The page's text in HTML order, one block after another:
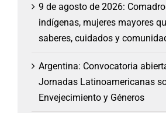
9 de agosto de 2026:
indígenas, mujeres mayores
saberes, cuidados y
Argentina: Convocatoria
Jornadas Latinoamericanas
Envejecimiento y Géneros